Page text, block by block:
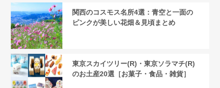
関西のコスモス名所4選：青空と一面の
ピンクが美しい花畑＆見頃まとめ
東京スカイツリー(R)・東京ソラマチ(R)
のお土産20選［お菓子・食品・雑貨］